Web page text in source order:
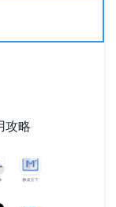
攻略